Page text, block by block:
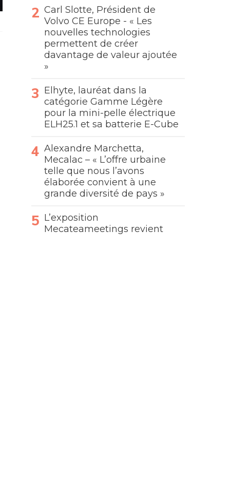
Carl Slotte, Président de
Volvo CE Europe - « Les
nouvelles technologies
permettent de créer
davantage de valeur ajoutée
»
Elhyte, lauréat dans la
catégorie Gamme Légère
pour la mini-pelle électrique
ELH25.1 et sa batterie E-Cube
Alexandre Marchetta,
Mecalac – « L’offre urbaine
telle que nous l’avons
élaborée convient à une
grande diversité de pays »
L’exposition
Mecateameetings revient